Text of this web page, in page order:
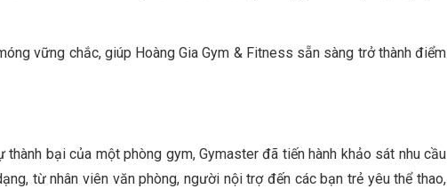
vững chắc, giúp Hoàng Gia Gym & Fitness sẵn sàng trở thành điểm
bại của một phòng gym, Gymaster đã tiến hành khảo sát nhu cầu
từ nhân viên văn phòng, người nội trợ đến các bạn trẻ yêu thể thao,